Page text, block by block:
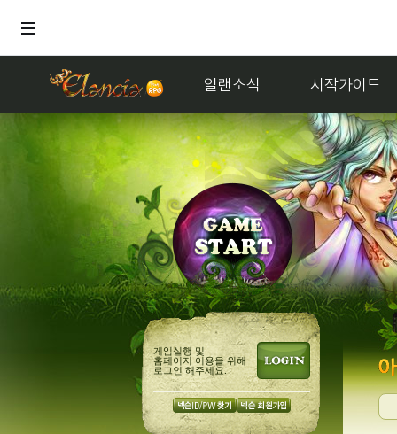
일랜소식 시작가이드
게임실행 및
홈페이지 이용을 위해
로그인 해주세요.
홍보